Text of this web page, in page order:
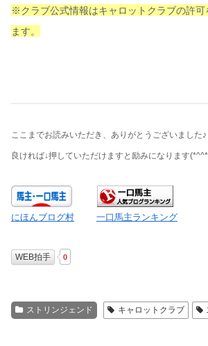
※クラブ公式情報はキャロットクラブの許可
ます。
ここまでお読みいただき、ありがとうございました♪
良ければ↓押していただけますと励みになります
にほんブログ村 一口馬主ランキング
WEB拍手 0
ストリンジェンド キャロットクラブ